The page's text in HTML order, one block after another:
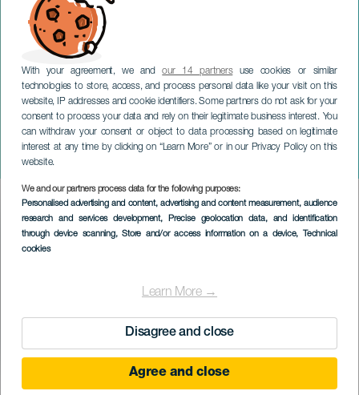
With your agreement, we andour 14 partnersuse cookies or similar
technologies to store, access, and process personal data like your visit on this
website, IP addresses and cookie identifiers. Some partners do not ask for your
consent to process your data and rely on their legitimate business interest. You
can withdraw your consent or object to data processing based on legitimate
interest at any time by clicking on “Learn More” or in our Privacy Policy on this
website.
We and our partners process data for the following purposes:
Personalised advertising and content, advertising and content measurement, audience
research and services development, Precise geolocation data, and identification
through device scanning, Store and/or access information on a device, Technical
cookies
Learn More →
Disagree and close
Agree and close
Idän mysteeri: kohtaamisia
TENERIFFA
Imagen
Listado